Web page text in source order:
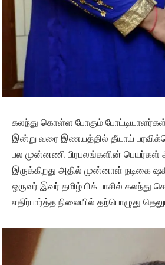
கலந்து கொள்ள போகும் போட்டியாளர்கள்
இன்று வரை இணயத்தில் தீயாய்
பல முன்னணி பிரபலங்களின் பெயர்கள்
இருக்கிறது அதில் முன்னாள் நடிகை
ஒருவர் இவர் தமிழ் பிக் பாசில்
எதிர்பார்த்த நிலையில் தற்பொழுது